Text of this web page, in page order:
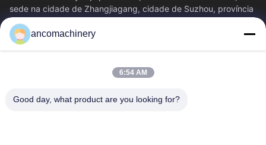
sede na cidade de Zhangjiagang, cidade de Suzhou, província
de Jiangsu.
Links Rápidos
Quem Somos
Fábrica
Controle De Qualidade
ancomachinery
6:54 AM
Good day, what product are you looking for?